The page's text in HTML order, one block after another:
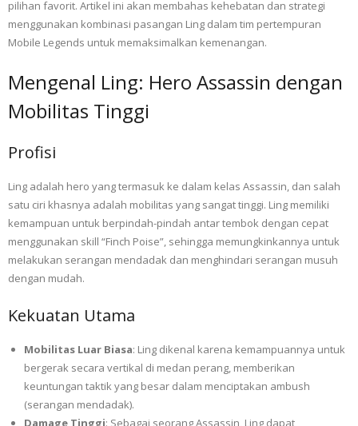
pilihan favorit. Artikel ini akan membahas kehebatan dan strategi
menggunakan kombinasi pasangan Ling dalam tim pertempuran
Mobile Legends untuk memaksimalkan kemenangan.
Mengenal Ling: Hero Assassin dengan
Mobilitas Tinggi
Profisi
Ling adalah hero yang termasuk ke dalam kelas Assassin, dan salah
satu ciri khasnya adalah mobilitas yang sangat tinggi. Ling memiliki
kemampuan untuk berpindah-pindah antar tembok dengan cepat
menggunakan skill “Finch Poise”, sehingga memungkinkannya untuk
melakukan serangan mendadak dan menghindari serangan musuh
dengan mudah.
Kekuatan Utama
Mobilitas Luar Biasa: Ling dikenal karena kemampuannya untuk
bergerak secara vertikal di medan perang, memberikan
keuntungan taktik yang besar dalam menciptakan ambush
(serangan mendadak).
Damage Tinggi: Sebagai seorang Assassin, Ling dapat